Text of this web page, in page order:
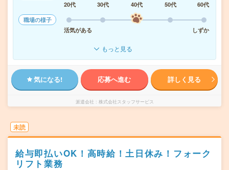
20代
30代 40代 50代
60代
職場の様子
活気がある
しずか
もっと見る
気になる! 応募へ進む 詳しく見る
派遣会社 株式会社スタッフサービス
未読
給与即払いOK！高時給！土日休み！フォーク
リフト業務